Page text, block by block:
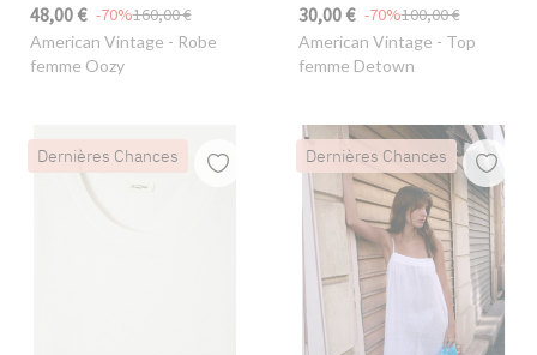
48,00 € 160,00 €
-70%
American Vintage - Robe
femme Oozy
30,00 € 100,00 €
-70%
American Vintage - Top
femme Detown
Dernières Chances Dernières Chances